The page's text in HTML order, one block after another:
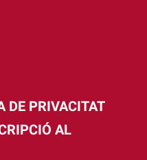
DE PRIVACITAT
AL